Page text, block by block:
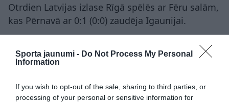
Sporta jaunumi - Do Not Process My Personal
Information
If you wish to opt-out of the sale, sharing to third parties, or
processing of your personal or sensitive information for
Otrdien Latvijas izlase Rīgā spēlēs ar Fēru salām,
kas Pērnavā ar 0:1 (0:0) zaudēja Igaunijai.
Baltijas kauss ir senākais joprojām notiekošais
izlašu futbola turnīrs pasaulē. Pirmoreiz Baltijas
kauss tika izspēlēts 1928. gadā.